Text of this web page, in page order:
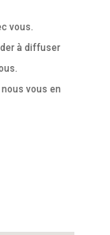
vous.
à diffuser
nous vous en